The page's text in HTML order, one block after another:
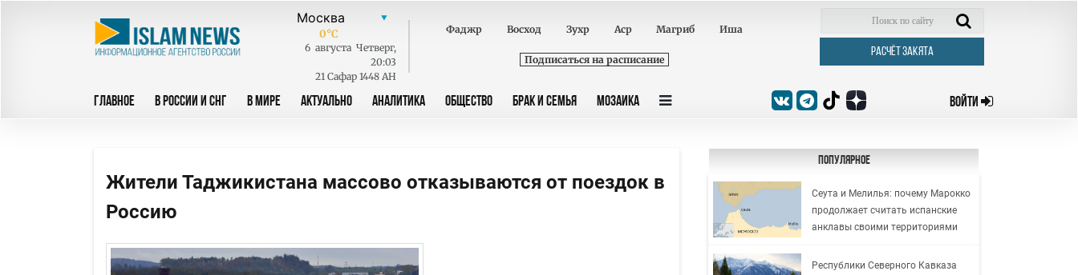
0°C
6 августа Четверг,
20:03
21 Сафар 1448 AH
Фаджр Восход Зухр Аср Магриб Иша
Подписаться на расписание
РАСЧЁТ ЗАКЯТА
ГЛАВНОЕ В РОССИИ И СНГ В МИРЕ АКТУАЛЬНО АНАЛИТИКА ОБЩЕСТВО БРАК И СЕМЬЯ МОЗАИКА ВОЙТИ
Жители Таджикистана массово отказываются от поездок в
Россию
Популярное
Сеута и Мелилья: почему Марокко
продолжает считать испанские
анклавы своими территориями
Республики Северного Кавказа